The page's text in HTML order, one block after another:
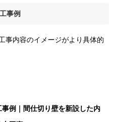
事例
事内容のイメージがより具体的
事例｜間仕切り壁を新設した内